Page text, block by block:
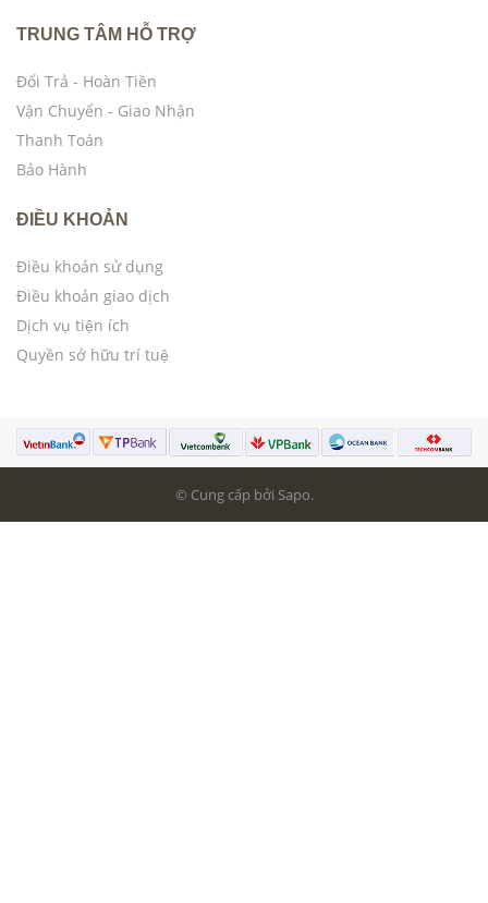
TRUNG TÂM HỖ TRỢ
Đổi Trả - Hoàn Tiền
Vận Chuyển - Giao Nhận
Thanh Toán
Bảo Hành
ĐIỀU KHOẢN
Điều khoản sử dụng
Điều khoản giao dịch
Dịch vụ tiện ích
Quyền sở hữu trí tuệ
© Cung cấp bởi Sapo.